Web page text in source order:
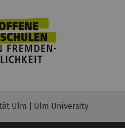
Ulm | Ulm University